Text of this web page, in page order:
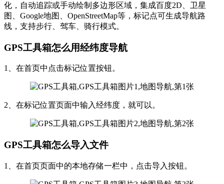
化，自动追踪或手动绘制多边形区域，集成百度2D、卫星
图、Google地图、OpenStreetMap等，标记点可生成导航路
线，支持步行、驾车、骑行模式。
GPS工具箱怎么用经纬度导航
1、在首页中点击标记位置按钮。
2、在标记位置页面中输入经纬度，就可以。
GPS工具箱怎么导入文件
1、在首页页面中的本地存储一栏中，点击导入按钮。